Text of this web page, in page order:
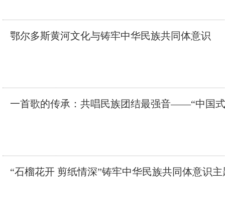
鄂尔多斯黄河文化与铸牢中华民族共同体意识
一首歌的传承：共唱民族团结最强音——“中国
“石榴花开 剪纸情深”铸牢中华民族共同体意识